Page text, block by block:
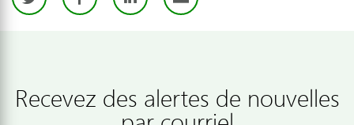
Recevez des alertes de nouvelles